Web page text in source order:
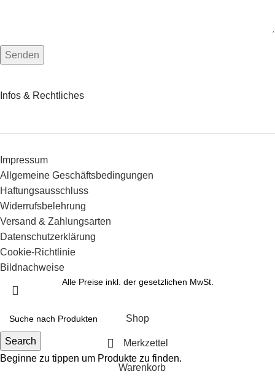
Infos & Rechtliches
Impressum
Allgemeine Geschäftsbedingungen
Haftungsausschluss
Widerrufsbelehrung
Versand & Zahlungsarten
Datenschutzerklärung
Cookie-Richtlinie
Bildnachweise
Search
Beginne zu tippen um Produkte zu finden.
Alle Preise inkl. der gesetzlichen MwSt.
Shop
Merkzettel
Warenkorb